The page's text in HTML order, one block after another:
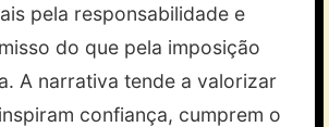
pela responsabilidade e
do que pela imposição
A narrativa tende a valorizar
confiança, cumprem o